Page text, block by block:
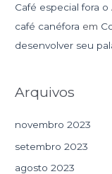
Café especial fora
café canéfora em
desenvolver seu
Arquivos
novembro 2023
setembro 2023
agosto 2023